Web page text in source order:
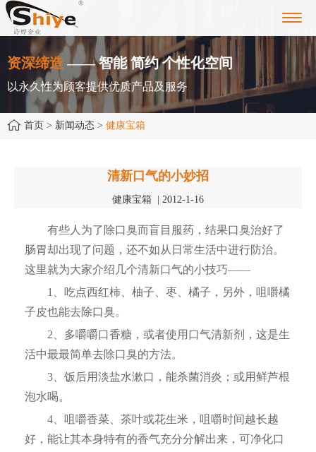
资深缔造 —— 智能 简约 个性化空间
以永久性为顾客提供优质产品及服务
首页 > 新闻动态 > 健康宝箱
清新口气的小妙招
健康宝箱 | 2012-1-16
有些人为了除口臭而盲目服药，结果口臭治好了
肠胃却出现了问题，还不如从日常生活中进行防治。
这里就为大家介绍几个清新口气的小技巧——
1、吃点西红柿、柚子、枣、橘子，另外，咀嚼橘
子皮也能去除口臭。
2、多嚼嚼口香糖，或者使用口气清新剂，这是生
活中最最简单去除口臭的方法。
3、饭后用淡盐水漱口，能杀菌消炎；或用鲜芦根
泡水喝。
4、咀嚼香菜、茶叶或花生米，咀嚼时间越长越
好，能让其本身特有的香气充分分解出来，可净化口